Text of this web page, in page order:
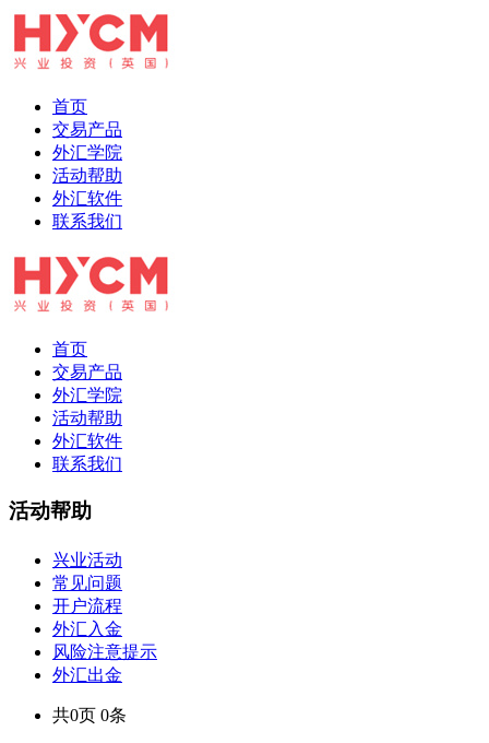
首页
交易产品
外汇学院
活动帮助
外汇软件
联系我们
首页
交易产品
外汇学院
活动帮助
外汇软件
联系我们
活动帮助
兴业活动
常见问题
开户流程
外汇入金
风险注意提示
外汇出金
共0页 0条